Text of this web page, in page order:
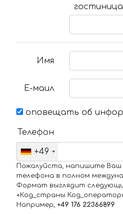
Имя
Е-маил
оповещать об
Телефон
+49
Пожалуйста, напишите
телефона в полном
Формат выглядит
+Код_страны
Например, +49 176 22366899